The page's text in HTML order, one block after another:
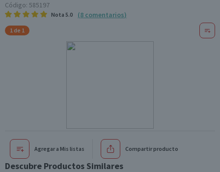
Código: 585197
Nota 5.0 (8 comentarios)
1 de 1
Agregar a Mis listas Compartir producto
Descubre Productos Similares